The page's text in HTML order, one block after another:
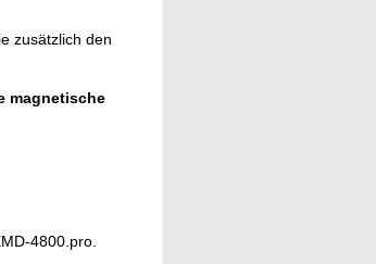
zusätzlich den
magnetische
4800.pro.